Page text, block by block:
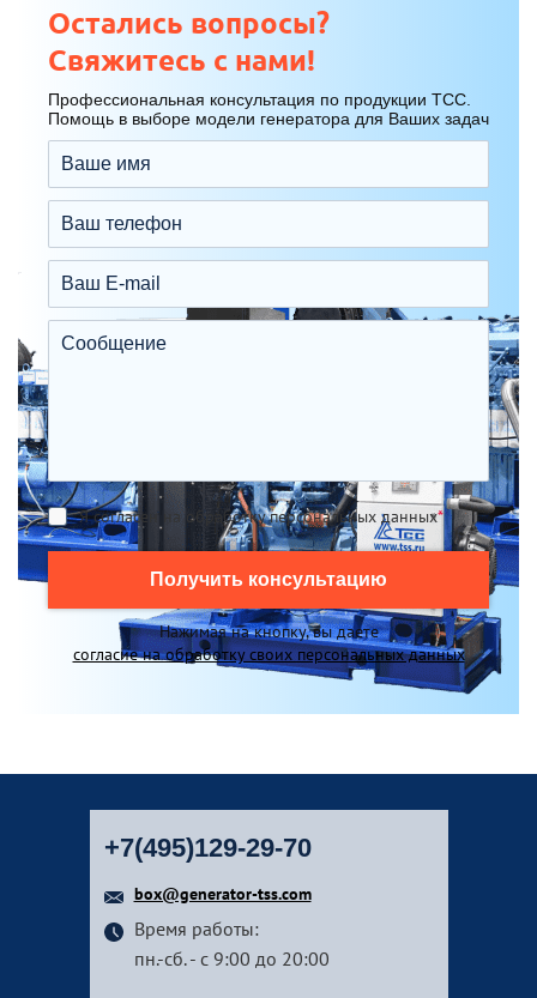
Остались вопросы?
Свяжитесь с нами!
Профессиональная консультация по продукции ТСС.
Помощь в выборе модели генератора для Ваших задач
Я согласен на обработку персональных данных*
Получить консультацию
Нажимая на кнопку, вы даете
согласие на обработку своих персональных данных
+7(495)129-29-70
box@generator-tss.com
Время работы:
пн.-сб. - с 9:00 до 20:00